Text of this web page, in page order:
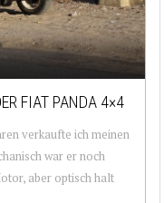
FIAT PANDA 4×4
verkaufte ich meinen
war er noch
aber optisch halt